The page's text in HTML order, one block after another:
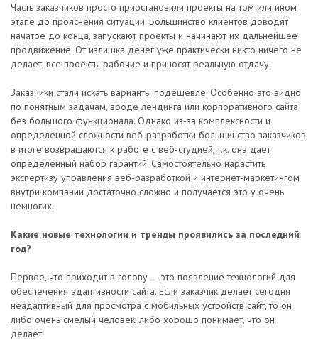
Часть заказчиков просто приостановили проекты на том или ином
этапе до прояснения ситуации. Большинство клиентов доводят
начатое до конца, запускают проекты и начинают их дальнейшее
продвижение. От излишка денег уже практически никто ничего не
делает, все проекты рабочие и приносят реальную отдачу.
Заказчики стали искать варианты подешевле. Особенно это видно
по понятным задачам, вроде лендинга или корпоративного сайта
без большого функционала. Однако из-за комплексности и
определенной сложности веб-разработки большинство заказчиков
в итоге возвращаются к работе с веб-студией, т.к. она дает
определенный набор гарантий. Самостоятельно нарастить
экспертизу управления веб-разработкой и интернет-маркетингом
внутри компании достаточно сложно и получается это у очень
немногих.
Какие новые технологии и тренды проявились за последний
год?
Первое, что приходит в голову — это появление технологий для
обеспечения адаптивности сайта. Если заказчик делает сегодня
неадаптивный для просмотра с мобильных устройств сайт, то он
либо очень смелый человек, либо хорошо понимает, что он
делает.